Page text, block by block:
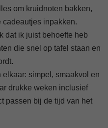
om kruidnoten bakken,
cadeautjes inpakken.
dat ik juist behoefte heb
die snel op tafel staan en
simpel, smaakvol en
drukke weken inclusief
passen bij de tijd van het